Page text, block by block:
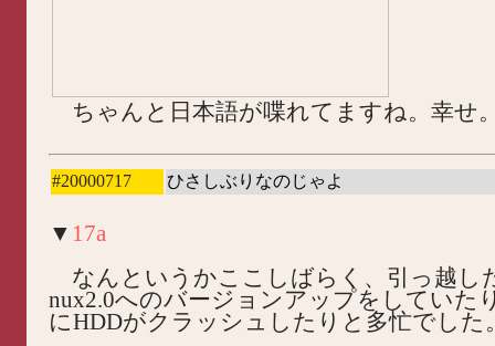
ちゃんと日本語が喋れてますね。幸せ
#20000717 ひさしぶりなのじゃよ
▼ 17a
なんというかここしばらく、引っ越し
nux2.0へのバージョンアップをしていた
にHDDがクラッシュしたりと多忙でした